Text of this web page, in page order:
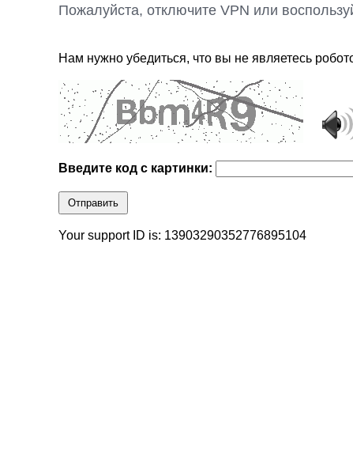
Пожалуйста, отключите VPN или
Нам нужно убедиться, что вы не являетесь
Введите код с картинки:
Отправить
Your support ID is: 13903290352776895104